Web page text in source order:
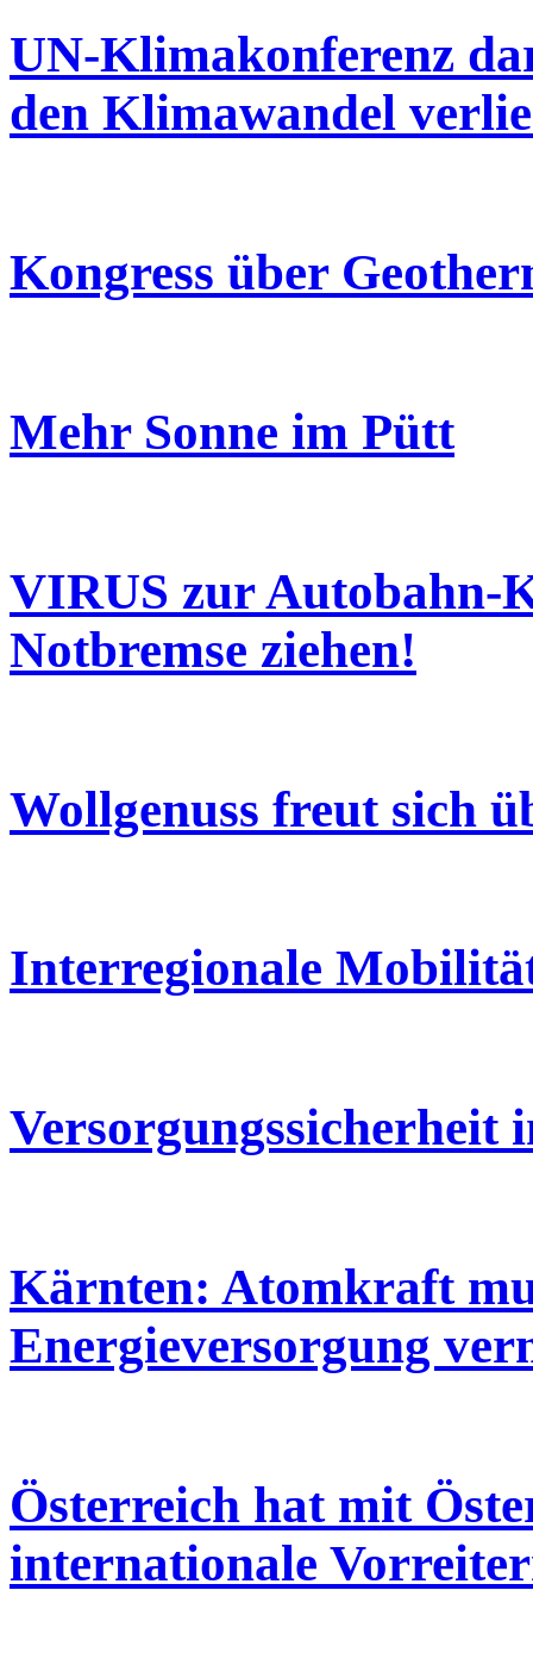
UN-Klimakonferenz
den Klimawandel
Kongress über
Mehr Sonne im Pütt
VIRUS zur Autobahn-
Notbremse ziehen!
Wollgenuss freut sich
Interregionale
Versorgungssicherheit
Kärnten: Atomkraft
Energieversorgung
Österreich hat mit
internationale